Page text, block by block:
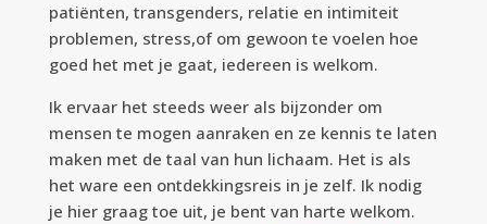
patiënten, transgenders, relatie en intimiteit
problemen, stress,of om gewoon te voelen hoe
goed het met je gaat, iedereen is welkom.
Ik ervaar het steeds weer als bijzonder om
mensen te mogen aanraken en ze kennis te laten
maken met de taal van hun lichaam. Het is als
het ware een ontdekkingsreis in je zelf. Ik nodig
je hier graag toe uit, je bent van harte welkom.